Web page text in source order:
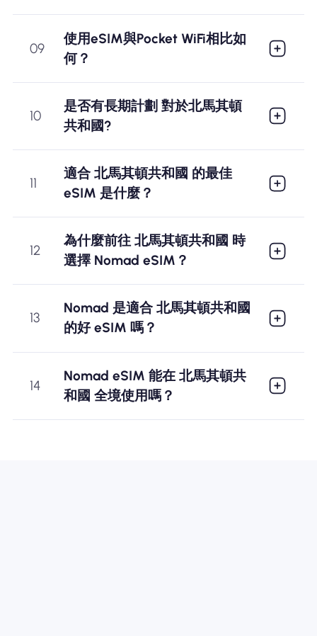
09
使用eSIM與Pocket WiFi相比如
何？
10
是否有長期計劃 對於北馬其頓
共和國?
11
適合 北馬其頓共和國 的最佳
eSIM 是什麼？
12
為什麼前往 北馬其頓共和國 時
選擇 Nomad eSIM？
13
Nomad 是適合 北馬其頓共和國
的好 eSIM 嗎？
14
Nomad eSIM 能在 北馬其頓共
和國 全境使用嗎？